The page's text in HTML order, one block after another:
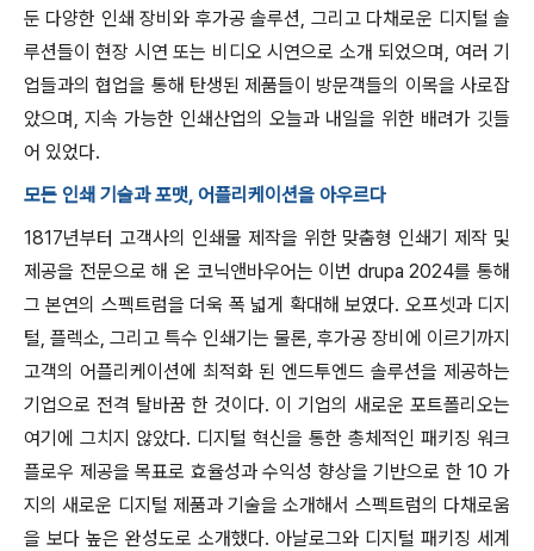
둔 다양한 인쇄 장비와 후가공 솔루션, 그리고 다채로운 디지털 솔
루션들이 현장 시연 또는 비디오 시연으로 소개 되었으며, 여러 기
업들과의 협업을 통해 탄생된 제품들이 방문객들의 이목을 사로잡
았으며, 지속 가능한 인쇄산업의 오늘과 내일을 위한 배려가 깃들
어 있었다.
모든 인쇄 기술과 포맷, 어플리케이션을 아우르다
1817년부터 고객사의 인쇄물 제작을 위한 맞춤형 인쇄기 제작 및
제공을 전문으로 해 온 코닉앤바우어는 이번 drupa 2024를 통해
그 본연의 스펙트럼을 더욱 폭 넓게 확대해 보였다. 오프셋과 디지
털, 플렉소, 그리고 특수 인쇄기는 물론, 후가공 장비에 이르기까지
고객의 어플리케이션에 최적화 된 엔드투엔드 솔루션을 제공하는
기업으로 전격 탈바꿈 한 것이다. 이 기업의 새로운 포트폴리오는
여기에 그치지 않았다. 디지털 혁신을 통한 총체적인 패키징 워크
플로우 제공을 목표로 효율성과 수익성 향상을 기반으로 한 10 가
지의 새로운 디지털 제품과 기술을 소개해서 스펙트럼의 다채로움
을 보다 높은 완성도로 소개했다. 아날로그와 디지털 패키징 세계